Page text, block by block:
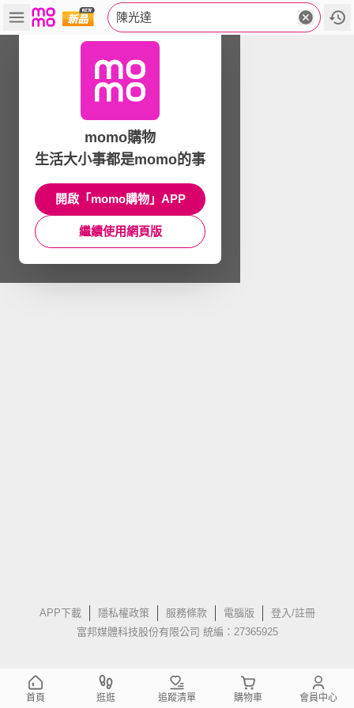
陳光達
APP下載 隱私權政策 服務條款 電腦版
登入/註冊
富邦媒體科技股份有限公司 統編：27365925
momo購物
生活大小事都是momo的事
開啟「momo購物」APP
繼續使用網頁版
首頁 逛逛 追蹤清單 購物車 會員中心